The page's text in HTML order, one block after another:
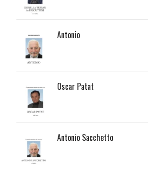
Antonio
Oscar Patat
Antonio Sacchetto